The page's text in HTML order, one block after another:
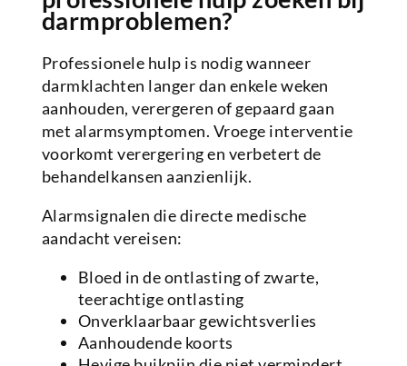
darmproblemen?
Professionele hulp is nodig wanneer
darmklachten langer dan enkele weken
aanhouden, verergeren of gepaard gaan
met alarmsymptomen. Vroege interventie
voorkomt verergering en verbetert de
behandelkansen aanzienlijk.
Alarmsignalen die directe medische
aandacht vereisen:
Bloed in de ontlasting of zwarte,
teerachtige ontlasting
Onverklaarbaar gewichtsverlies
Aanhoudende koorts